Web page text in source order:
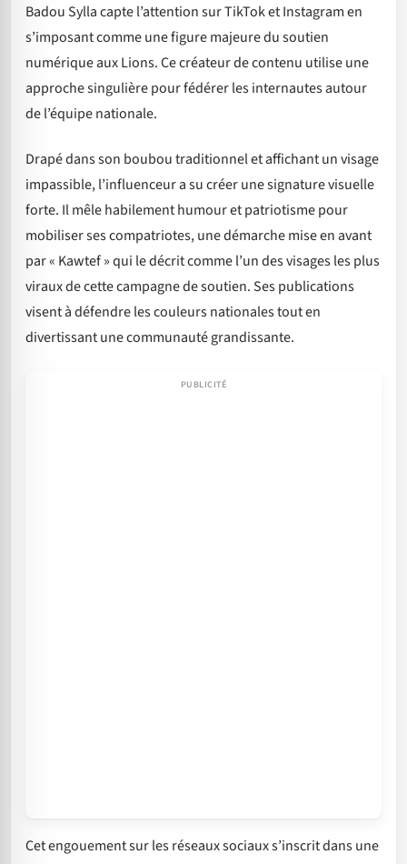
Badou Sylla capte l’attention sur TikTok et Instagram en
s’imposant comme une figure majeure du soutien
numérique aux Lions. Ce créateur de contenu utilise une
approche singulière pour fédérer les internautes autour
de l’équipe nationale.
Drapé dans son boubou traditionnel et affichant un visage
impassible, l’influenceur a su créer une signature visuelle
forte. Il mêle habilement humour et patriotisme pour
mobiliser ses compatriotes, une démarche mise en avant
par « Kawtef » qui le décrit comme l’un des visages les plus
viraux de cette campagne de soutien. Ses publications
visent à défendre les couleurs nationales tout en
divertissant une communauté grandissante.
Cet engouement sur les réseaux sociaux s’inscrit dans une